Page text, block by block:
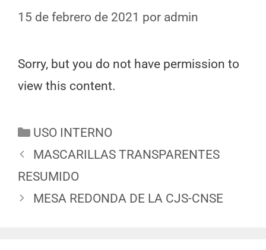
15 de febrero de 2021 por admin
Sorry, but you do not have permission to
view this content.
USO INTERNO
MASCARILLAS TRANSPARENTES
RESUMIDO
MESA REDONDA DE LA CJS-CNSE